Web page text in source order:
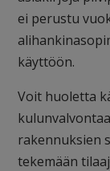
ei perustu
käyttöön.
Voit huoletta
rakennuksien
tekemään